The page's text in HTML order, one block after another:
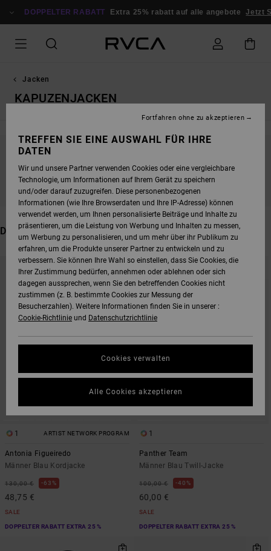
ZUR
DOPPELTER RABATT Extra 25% rabatt auf alle angebote Jetzt
Jacken
KAPUZENJACKEN
BLEIB DABEI, DIE PRODUKTE SIND BALD
WIEDER DA
DAS KÖNNTE DIR AUCH GEFALLEN
DIREKT
FILTERKRITERIEN
ÜBERSPRINGEN
FILTERN
1 ARTIST NETWORK PROGRAM
Antonia Figueiredo
Männer Blau Kordjacke
130,00 € 63%
48,75 €
SALE
DOPPELTER RABATT EXTRA 25 %
1
Panther Team
Männer Blau Twill-Jacke
100,00 € 40%
60,00 €
SALE
DOPPELTER RABATT EXTRA 25 %
TREFFEN SIE EINE AUSWAHL FÜR IHRE
DATEN
Wir und unsere Partner verwenden Cookies oder eine vergleichbare
Technologie, um Informationen auf Ihrem Gerät zu speichern
und/oder darauf zuzugreifen. Diese personenbezogenen
Informationen (wie Ihre Browserdaten und Ihre IP-Adresse) können
verwendet werden, um Ihnen personalisierte Beiträge und Inhalte zu
präsentieren, um die Leistung von Werbung und Inhalten zu messen,
um Werbung zu personalisieren, und um mehr über ihr Publikum zu
erfahren, um die Produkte unserer Partner zu entwickeln und zu
verbessern. Sie können Ihre Wahl so einstellen, dass Sie Cookies, die
Ihrer Zustimmung bedürfen, annehmen oder ablehnen oder sich
dagegen aussprechen, wenn Sie den betreffenden Cookies nicht
zustimmen (z. B. bestimmte Cookies zur Messung der
Besucherzahlen). Weitere Informationen finden Sie in unserer :
Cookie-Richtlinie und Datenschutzrichtlinie
Cookies verwalten
Fortfahren ohne zu akzeptieren
Alle Cookies akzeptieren